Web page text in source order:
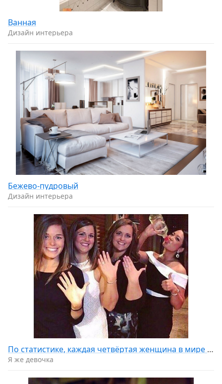
Ванная
Дизайн интерьера
Бежево-пудровый
Дизайн интерьера
По статистике, каждая четвёртая женщина в мире счастлива
Я же девочка